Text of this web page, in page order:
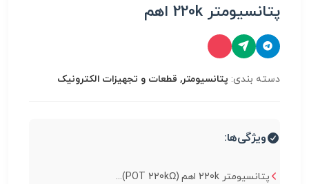
پتانسیومتر 220k اهم
دسته بندی: پتانسیومتر, قطعات و تجهیزات الکترونیک
ویژگی‌ها:
پتانسیومتر 220k اهم (POT 220kΩ)...